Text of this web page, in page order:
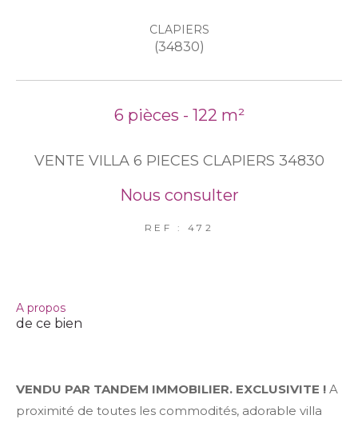
CLAPIERS
(34830)
6 pièces - 122 m²
VENTE VILLA 6 PIECES CLAPIERS 34830
Nous consulter
REF : 472
a propos
de ce bien
VENDU PAR TANDEM IMMOBILIER. EXCLUSIVITE ! A
proximité de toutes les commodités, adorable villa
RECHERCHER